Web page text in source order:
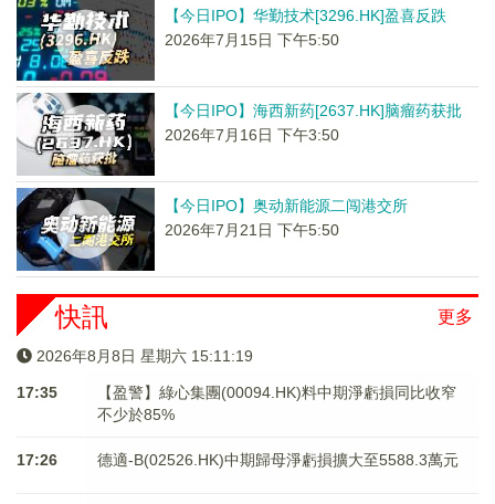
【今日IPO】华勤技术[3296.HK]盈喜反跌
2026年7月15日 下午5:50
【今日IPO】海西新药[2637.HK]脑瘤药获批
2026年7月16日 下午3:50
【今日IPO】奥动新能源二闯港交所
2026年7月21日 下午5:50
更多
快訊
2026年8月8日 星期六 15:11:20
17:35
【盈警】綠心集團(00094.HK)料中期淨虧損同比收窄
不少於85%
17:26 德適-B(02526.HK)中期歸母淨虧損擴大至5588.3萬元